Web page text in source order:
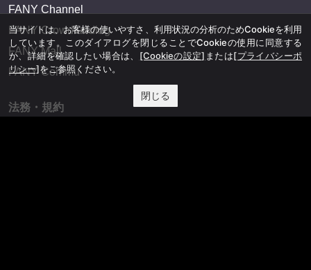
FANY Channel
FANY Crowdfunding
FANY Mall
FANY Commu
法務・規約
当サイトは、お客様の使いやすさ、利用状況の分析のためCookieを利用
しています。このダイアログを閉じることでCookieの使用に同意する
か、詳細を確認したい場合は、 [Cookieの設定] または[プライバシーポ
リシー]をご参照ください。
閉じる